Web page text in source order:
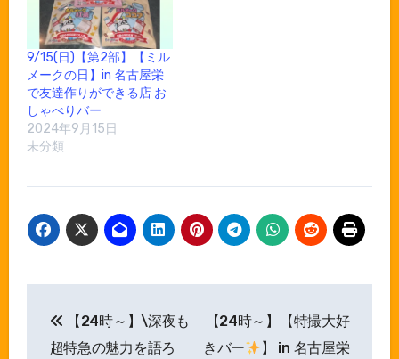
9/15(日)【第2部】【ミル
メークの日】in 名古屋栄
で友達作りができる店 お
しゃべりバー
2024年9月15日
未分類
稿
【24時～】\深夜も
超特急の魅力を語ろ
【24時～】【特撮大好
きバー
】 in 名古屋栄